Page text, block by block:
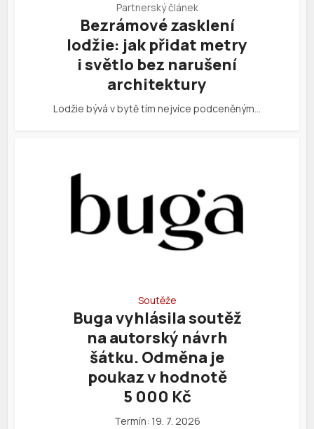
Partnerský článek
Bezrámové zasklení
lodžie: jak přidat metry
i světlo bez narušení
architektury
Lodžie bývá v bytě tím nejvíce podceněným…
Soutěže
Buga vyhlásila soutěž
na autorský návrh
šátku. Odměna je
poukaz v hodnotě
5 000 Kč
Termín: 19. 7. 2026